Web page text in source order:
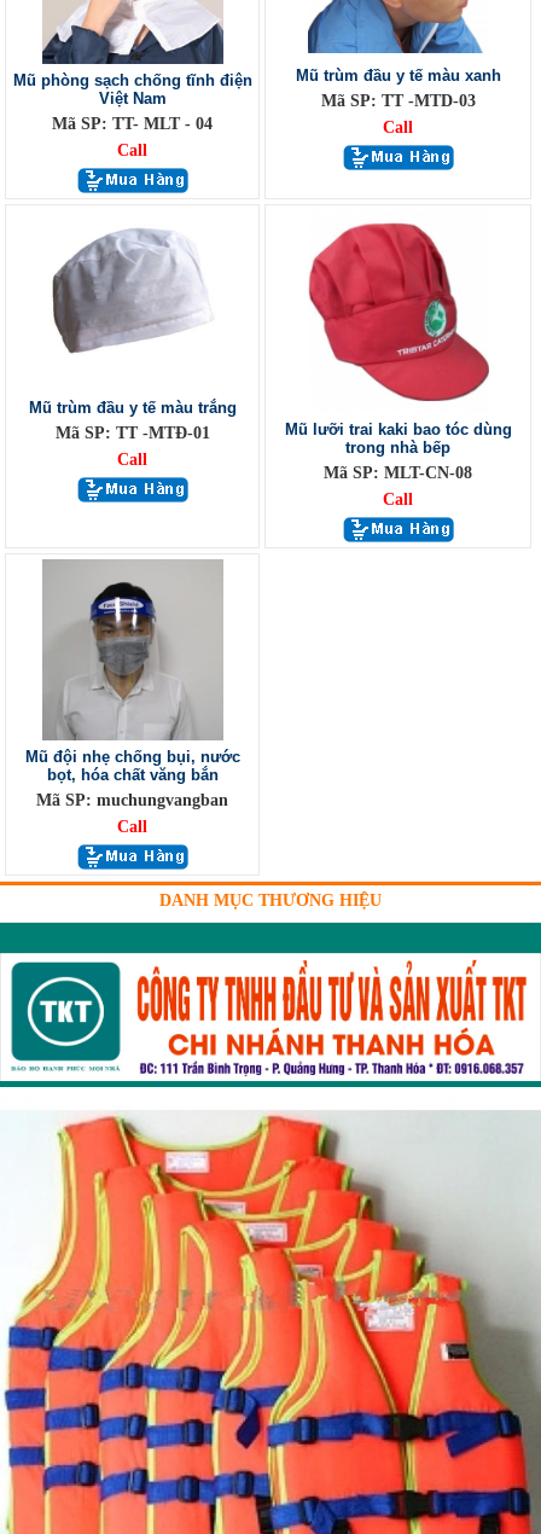
Mũ phòng sạch chống tĩnh điện
Việt Nam
Mã SP: TT- MLT - 04
Call
Mũ trùm đầu y tế màu xanh
Mã SP: TT -MTD-03
Call
Mũ trùm đầu y tế màu trắng
Mã SP: TT -MTĐ-01
Call
Mũ lưỡi trai kaki bao tóc dùng
trong nhà bếp
Mã SP: MLT-CN-08
Call
Mũ đội nhẹ chống bụi, nước
bọt, hóa chất văng bắn
Mã SP: muchungvangban
Call
DANH MỤC THƯƠNG HIỆU